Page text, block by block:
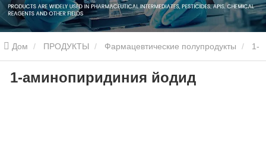
Дом ПРОДУКТЫ Фармацевтические полупродукты
аминопиридина йодид
1-аминопиридиния йодид